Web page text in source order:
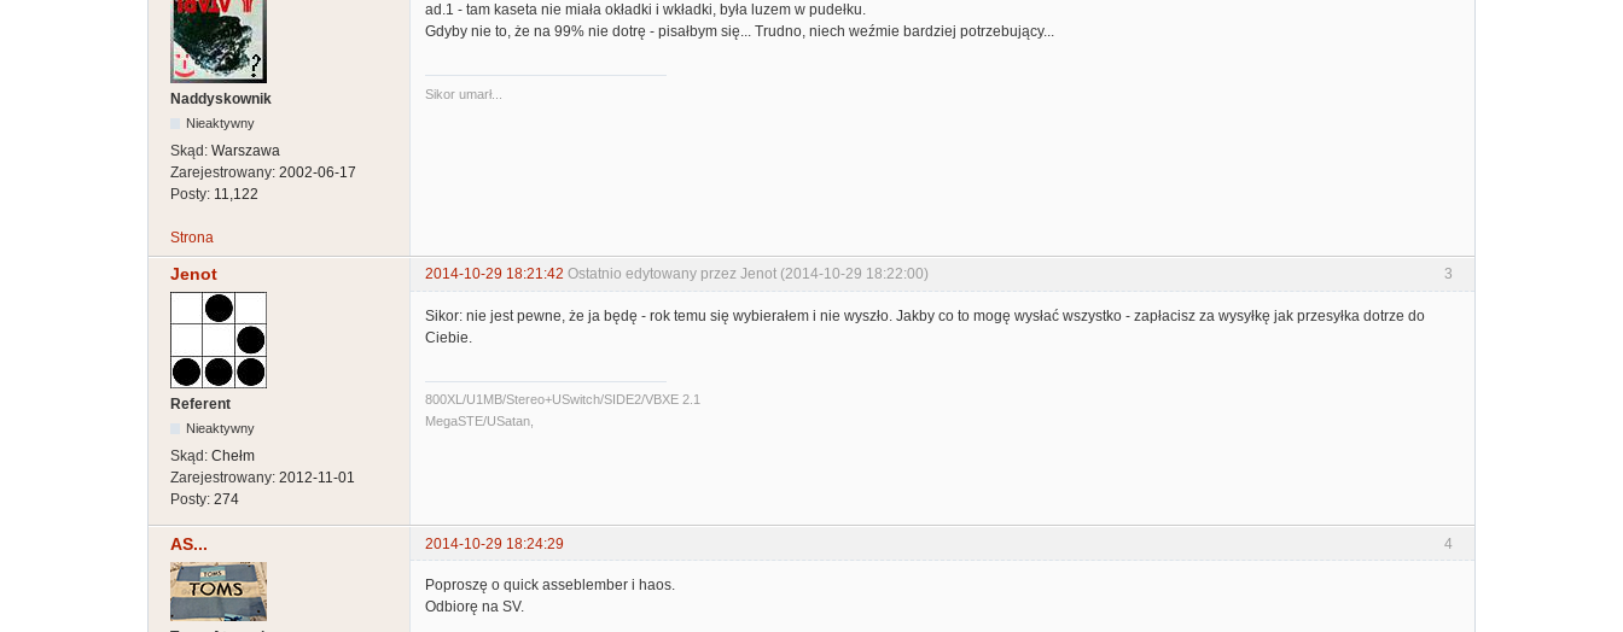
Naddyskownik
Nieaktywny
Skąd: Warszawa
Zarejestrowany: 2002-06-17
Posty: 11,122
ad.1 - tam kaseta nie miała okładki i wkładki, była luzem w pudełku.
Gdyby nie to, że na 99% nie dotrę - pisałbym się... Trudno, niech weźmie bardziej potrzebujący...
Sikor umarł...
Strona
3
Jenot 2014-10-29 18:21:42 Ostatnio edytowany przez Jenot (2014-10-29 18:22:00)
Referent
Nieaktywny
Skąd: Chełm
Zarejestrowany: 2012-11-01
Posty: 274
Sikor: nie jest pewne, że ja będę - rok temu się wybierałem i nie wyszło. Jakby co to mogę wysłać wszystko - zapłacisz za wysyłkę jak przesyłka dotrze do
Ciebie.
800XL/U1MB/Stereo+USwitch/SIDE2/VBXE 2.1
MegaSTE/USatan,
4
AS... 2014-10-29 18:24:29
Poproszę o quick asseblember i haos.
Odbiorę na SV.